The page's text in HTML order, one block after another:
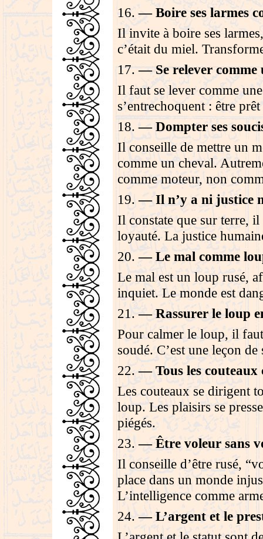
16.—Boire ses larmes
Il invite à boire ses
c’était du miel.
17.— Se relever comme
Il faut se lever comme
s’entrechoquent : être
18.—Dompter ses
Il conseille de mettre un
comme un cheval.
comme moteur, non
19.—Il n’y a ni justice
Il constate que sur terre,
loyauté. La justice
20.—Le mal comme
Le mal est un loup rusé,
inquiet. Le monde est
21.—Rassurer le loup
Pour calmer le loup, il
soudé. C’est une leçon
22.—Tous les
Les couteaux se dirigent
loup. Les plaisirs se
piégés.
23.—Être voleur sans
Il conseille d’être rusé,
place dans un monde
L’intelligence comme
24.—L’argent et le